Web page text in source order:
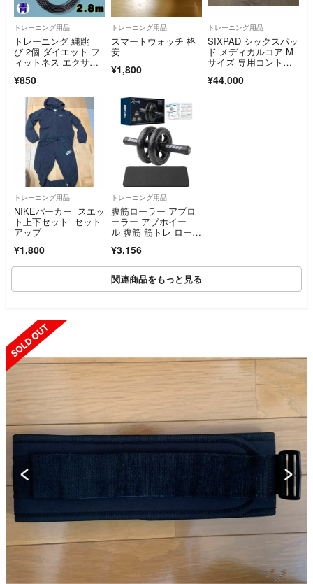
トレーニング用品
トレーニング 縄跳
び 2個 ダイエット フ
ィットネス エクササ
¥850
トレーニング用品
スマートウォッチ 格
安
¥1,800
トレーニング用品
SIXPAD シックスパッ
ド メディカルコア M
サイズ 専用コントロ
¥44,000
トレーニング用品
NIKEパーカー スエッ
ト上下セット セット
アップ
¥1,800
トレーニング用品
腹筋ローラー アブロ
ーラー アブホイー
ル 腹筋 筋トレ ローラ
¥3,156
関連商品をもっと見る